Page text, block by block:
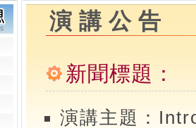
演講公告
新聞標題：
演講主題：